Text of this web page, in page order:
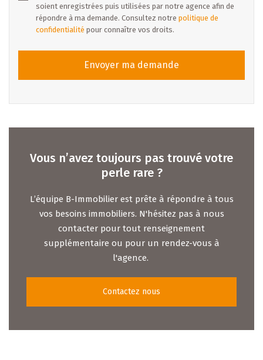
soient enregistrées puis utilisées par notre agence afin de
répondre à ma demande. Consultez notre politique de
confidentialité pour connaître vos droits.
Envoyer ma demande
Vous n’avez toujours pas trouvé votre
perle rare ?
L’équipe B-Immobilier est prête à répondre à tous
vos besoins immobiliers. N'hésitez pas à nous
contacter pour tout renseignement
supplémentaire ou pour un rendez-vous à
l'agence.
Contactez nous